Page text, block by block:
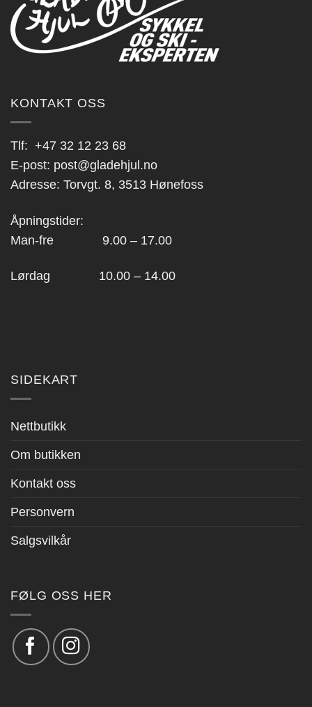
KONTAKT OSS
Tlf: +47 32 12 23 68
E-post: post@gladehjul.no
Adresse: Torvgt. 8, 3513 Hønefoss
Åpningstider:
Man-fre 9.00 – 17.00
Lørdag 10.00 – 14.00
SIDEKART
Nettbutikk
Om butikken
Kontakt oss
Personvern
Salgsvilkår
FØLG OSS HER